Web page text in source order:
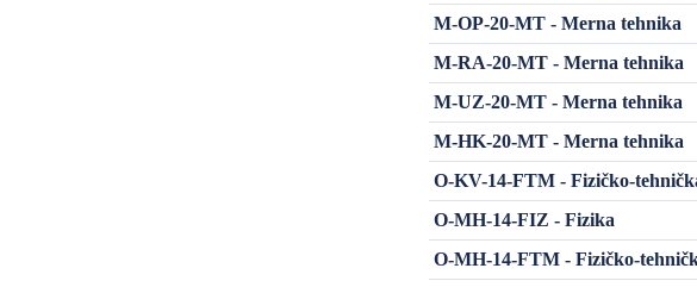
M-OP-20-MT - Merna tehnika
M-RA-20-MT - Merna tehnika
M-UZ-20-MT - Merna tehnika
M-HK-20-MT - Merna tehnika
O-KV-14-FTM - Fizičko-
O-MH-14-FIZ - Fizika
O-MH-14-FTM - Fizičko-